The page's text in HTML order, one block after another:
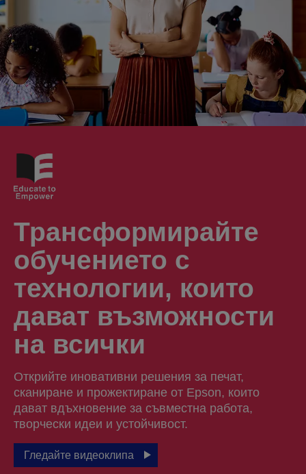
Трансформирайте
обучението с
технологии, които
дават възможности
на всички
Открийте иновативни решения за печат,
сканиране и прожектиране от Epson, които
дават вдъхновение за съвместна работа,
творчески идеи и устойчивост.
Гледайте видеоклипа